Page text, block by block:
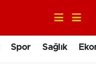
Spor Sağlık